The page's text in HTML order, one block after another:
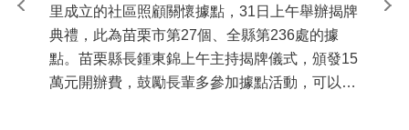
里成立的社區照顧關懷據點，31日上午舉辦揭牌
典禮，此為苗栗市第27個、全縣第236處的據
點。苗栗縣長鍾東錦上午主持揭牌儀式，頒發15
萬元開辦費，鼓勵長輩多參加據點活動，可以更
苗